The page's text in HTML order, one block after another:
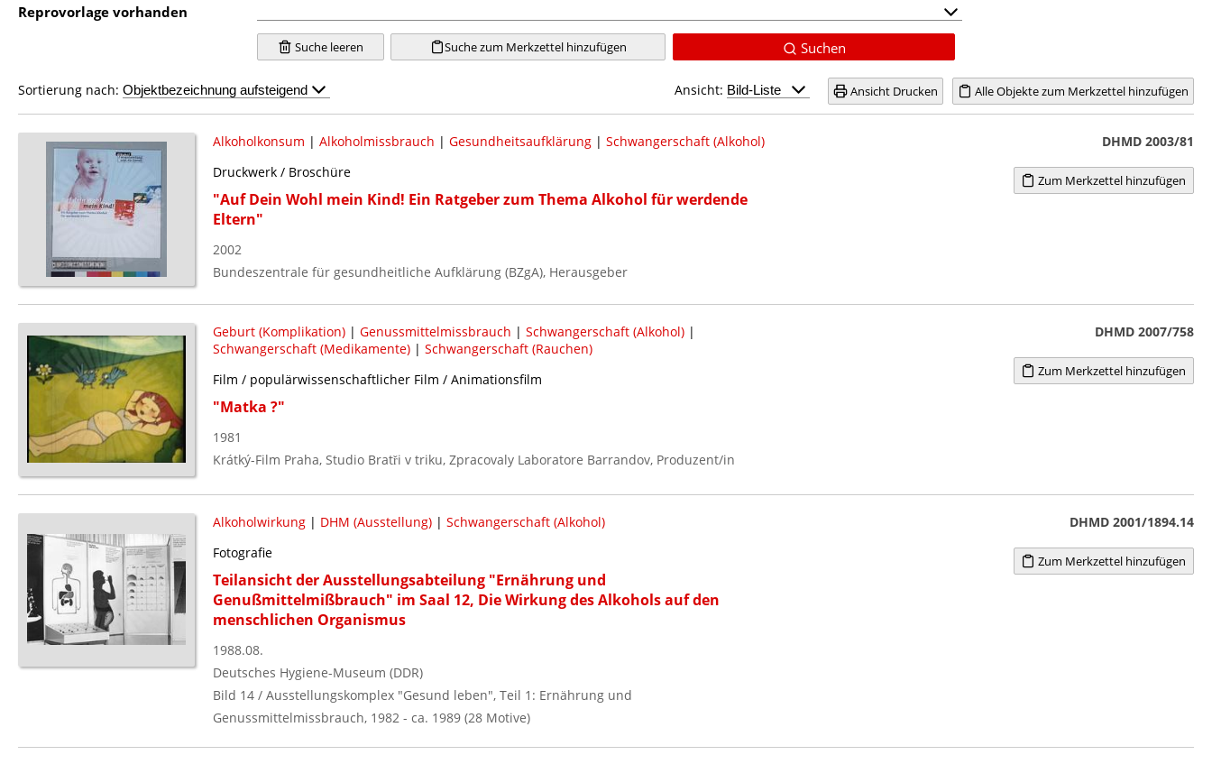
Reprovorlage vorhanden
Suche leeren Suche zum Merkzettel hinzufügen Suchen
Alle Objekte zum Merkzettel hinzufügen
Ansicht Drucken
Ansicht:
Sortierung nach:
Alkoholkonsum | Alkoholmissbrauch | Gesundheitsaufklärung| Schwangerschaft (Alkohol)
Druckwerk / Broschüre
"Auf Dein Wohl mein Kind! Ein Ratgeber zum Thema Alkohol für werdende
Eltern"
2002
Bundeszentrale für gesundheitliche Aufklärung (BZgA), Herausgeber
DHMD 2003/81
Zum Merkzettel hinzufügen
Geburt (Komplikation)| Genussmittelmissbrauch | Schwangerschaft (Alkohol)|
Schwangerschaft (Medikamente)| Schwangerschaft (Rauchen)
Film / populärwissenschaftlicher Film / Animationsfilm
"Matka ?"
1981
Krátký-Film Praha, Studio Bratři v triku, Zpracovaly Laboratore Barrandov, Produzent/in
DHMD 2007/758
Zum Merkzettel hinzufügen
Alkoholwirkung| DHM (Ausstellung)| Schwangerschaft (Alkohol)
Fotografie
Teilansicht der Ausstellungsabteilung "Ernährung und
Genußmittelmißbrauch" im Saal 12, Die Wirkung des Alkohols auf den
menschlichen Organismus
1988.08.
Deutsches Hygiene-Museum (DDR)
Bild 14 / Ausstellungskomplex "Gesund leben", Teil 1: Ernährung und
Genussmittelmissbrauch, 1982 - ca. 1989 (28 Motive)
DHMD 2001/1894.14
Zum Merkzettel hinzufügen